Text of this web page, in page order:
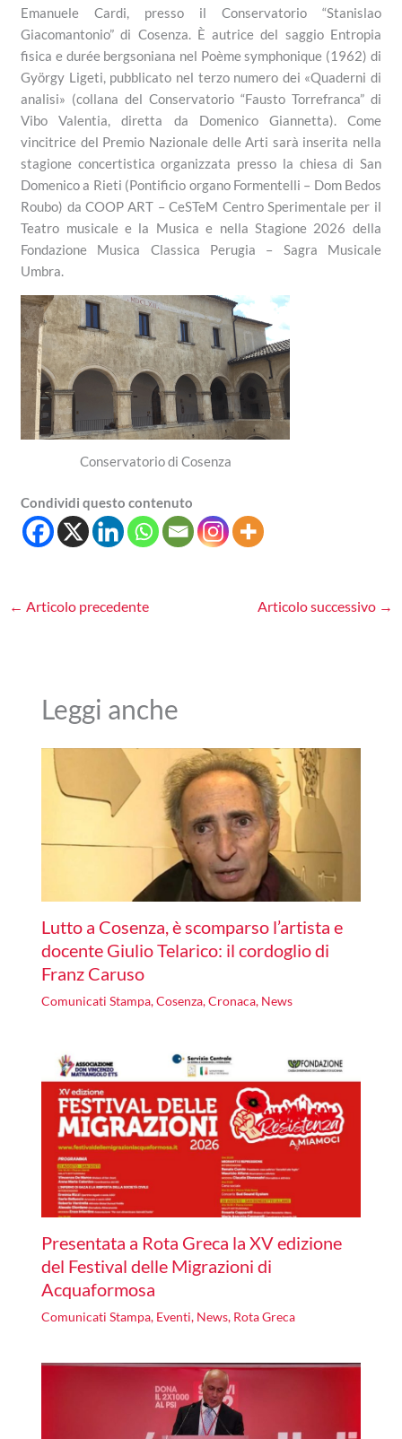
Emanuele Cardi, presso il Conservatorio “Stanislao
Giacomantonio” di Cosenza. È autrice del saggio Entropia
fisica e durée bergsoniana nel Poème symphonique (1962) di
György Ligeti, pubblicato nel terzo numero dei «Quaderni di
analisi» (collana del Conservatorio “Fausto Torrefranca” di
Vibo Valentia, diretta da Domenico Giannetta). Come
vincitrice del Premio Nazionale delle Arti sarà inserita nella
stagione concertistica organizzata presso la chiesa di San
Domenico a Rieti (Pontificio organo Formentelli – Dom Bedos
Roubo) da COOP ART – CeSTeM Centro Sperimentale per il
Teatro musicale e la Musica e nella Stagione 2026 della
Fondazione Musica Classica Perugia – Sagra Musicale
Umbra.
Conservatorio di Cosenza
Condividi questo contenuto
← Articolo precedente Articolo successivo →
Leggi anche
Lutto a Cosenza, è scomparso l’artista e
docente Giulio Telarico: il cordoglio di
Franz Caruso
Comunicati Stampa,Cosenza,Cronaca, News
Presentata a Rota Greca la XV edizione
del Festival delle Migrazioni di
Acquaformosa
Comunicati Stampa, Eventi, News, Rota Greca